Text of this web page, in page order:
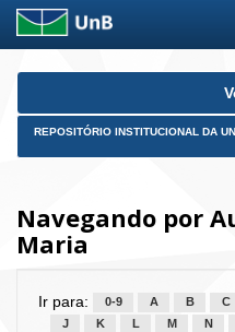
Skip
REPOSITÓRIO INSTITUCIONAL DA
Navegando por
Maria
Ir para: 0-9 A B C
J
K L M N